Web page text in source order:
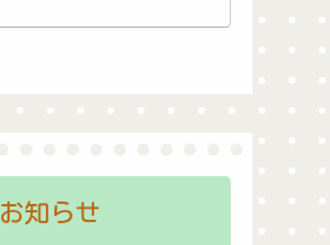
お知らせ